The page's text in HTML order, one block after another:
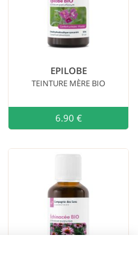
Ajouter au
EPILOBE
TEINTURE MÈRE BIO
6.90 €